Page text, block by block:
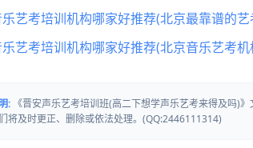
艺考培训机构哪家好推荐(北京最靠谱的
艺考培训机构哪家好推荐(北京音乐艺考
: 《晋安声乐艺考培训班(高二下想学声乐艺考来得及吗)
将及时更正、删除或依法处理。(QQ:2446111314)